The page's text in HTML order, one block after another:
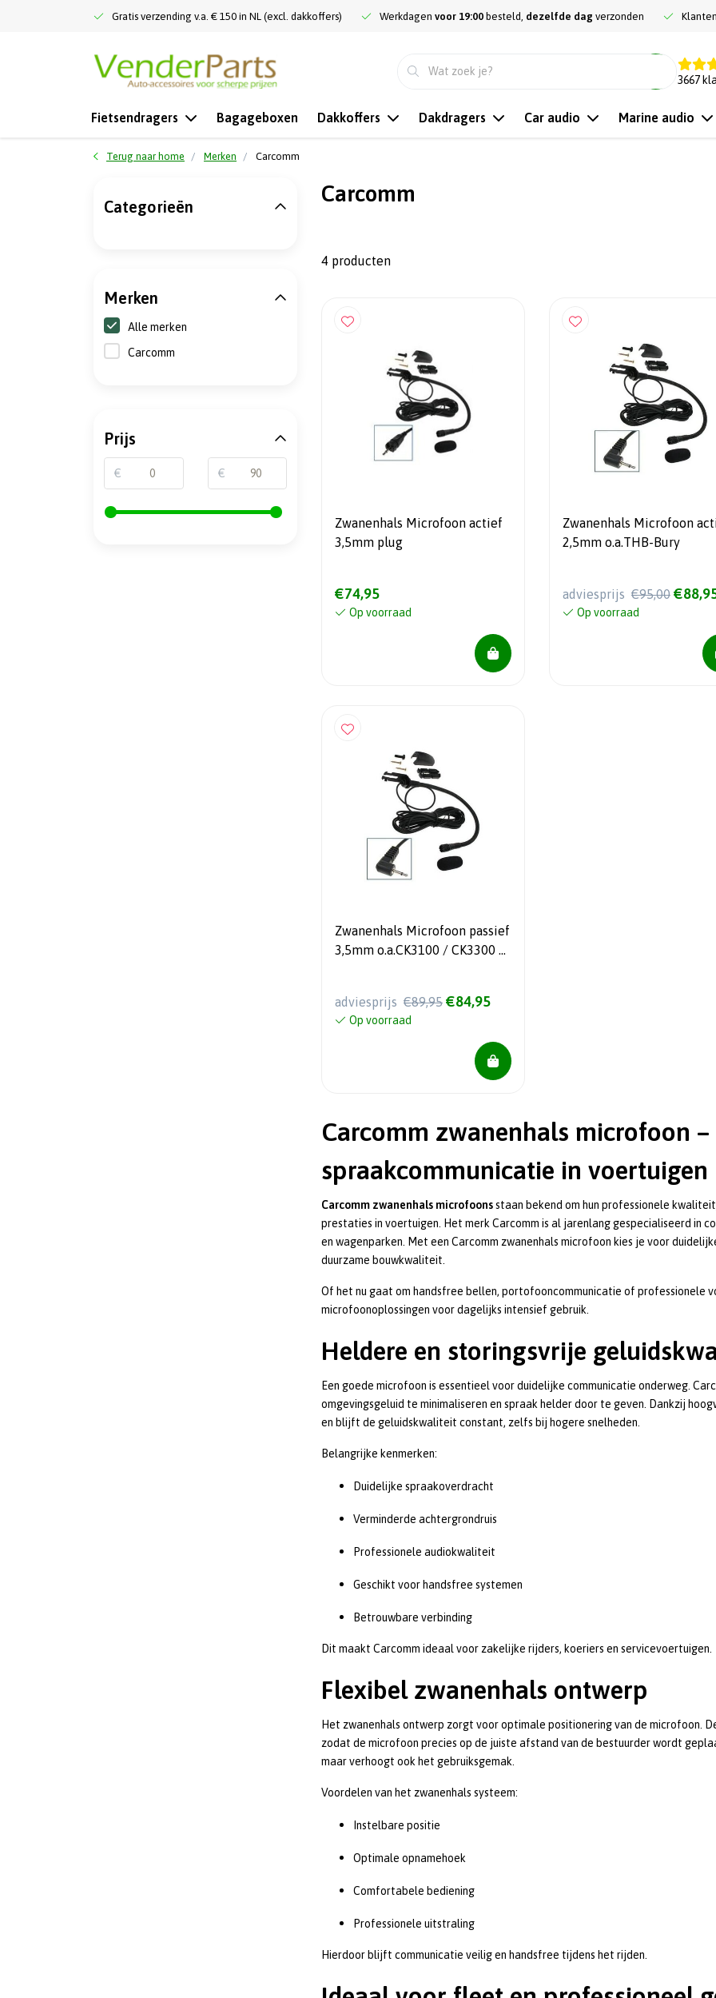
Gratis verzending v.a. € 150 in NL (excl. dakkoffers) Werkdagen voor 19:00 besteld, dezelfde dag verzonden
3667
Fietsendragers Bagageboxen Dakkoffers Dakdragers Car audio Marine audio
Terug naar home Merken Carcomm
Carcomm
4 producten
Zwanenhals Microfoon actief
3,5mm plug
€74,95
Op voorraad
Zwanenhals Microfoon
2,5mm o.a.THB-Bury
adviesprijs €95,00
Op voorraad
Zwanenhals Microfoon passief
3,5mm o.a.CK3100 / CK3300 /
adviesprijs €89,95 €84,95
Op voorraad
Carcomm zwanenhals microfoon –
spraakcommunicatie in voertuigen
Carcomm zwanenhals microfoonsstaan bekend om hun professionele
prestaties in voertuigen. Het merk Carcomm is al jarenlang gespecialiseerd in
en wagenparken. Met een Carcomm zwanenhals microfoon kies je voor
duurzame bouwkwaliteit.
Of het nu gaat om handsfree bellen, portofooncommunicatie of professionele
microfoonoplossingen voor dagelijks intensief gebruik.
Heldere en storingsvrije
Een goede microfoon is essentieel voor duidelijke communicatie onderweg.
omgevingsgeluid te minimaliseren en spraak helder door te geven. Dankzij
en blijft de geluidskwaliteit constant, zelfs bij hogere snelheden.
Belangrijke kenmerken:
Duidelijke spraakoverdracht
Verminderde achtergrondruis
Professionele audiokwaliteit
Geschikt voor handsfree systemen
Betrouwbare verbinding
Dit maakt Carcomm ideaal voor zakelijke rijders, koeriers en servicevoertuigen.
Flexibel zwanenhals ontwerp
Het zwanenhals ontwerp zorgt voor optimale positionering van de microfoon.
zodat de microfoon precies op de juiste afstand van de bestuurder wordt
maar verhoogt ook het gebruiksgemak.
Voordelen van het zwanenhals systeem:
Instelbare positie
Optimale opnamehoek
Comfortabele bediening
Professionele uitstraling
Hierdoor blijft communicatie veilig en handsfree tijdens het rijden.
Categorieën
Merken
Alle merken
Carcomm
Prijs
€ €